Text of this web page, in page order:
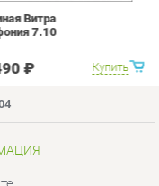
и Оплата